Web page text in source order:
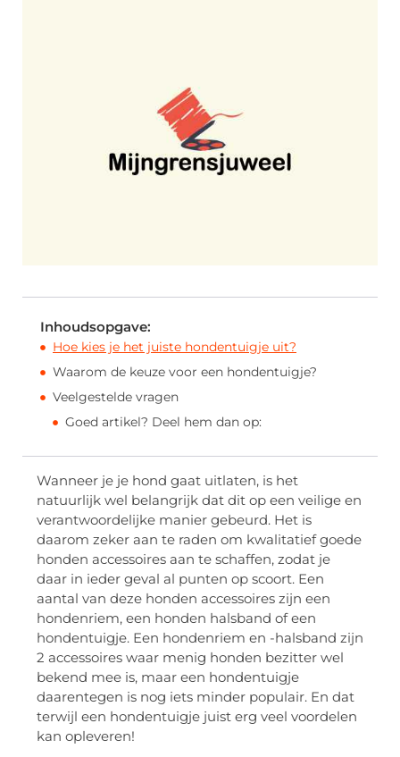
Inhoudsopgave:
Hoe kies je het juiste hondentuigje uit?
Waarom de keuze voor een hondentuigje?
Veelgestelde vragen
Goed artikel? Deel hem dan op:
Wanneer je je hond gaat uitlaten, is het
natuurlijk wel belangrijk dat dit op een veilige en
verantwoordelijke manier gebeurd. Het is
daarom zeker aan te raden om kwalitatief goede
honden accessoires aan te schaffen, zodat je
daar in ieder geval al punten op scoort. Een
aantal van deze honden accessoires zijn een
hondenriem, een honden halsband of een
hondentuigje. Een hondenriem en -halsband zijn
2 accessoires waar menig honden bezitter wel
bekend mee is, maar een hondentuigje
daarentegen is nog iets minder populair. En dat
terwijl een hondentuigje juist erg veel voordelen
kan opleveren!